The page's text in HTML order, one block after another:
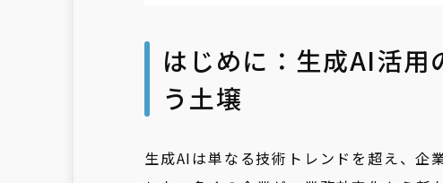
はじめに：生成AI活用
う土壌
生成AIは単なる技術トレンドを超え、企